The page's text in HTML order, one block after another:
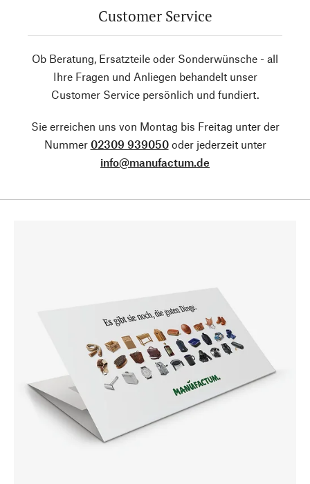
Customer Service
Ob Beratung, Ersatzteile oder Sonderwünsche - all
Ihre Fragen und Anliegen behandelt unser
Customer Service persönlich und fundiert.
Sie erreichen uns von Montag bis Freitag unter der
Nummer 02309 939050oder jederzeit unter
info@manufactum.de